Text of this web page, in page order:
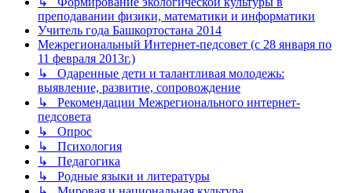
преподавании физики, математики и информатики
Учитель года Башкортостана 2014
Межрегиональный Интернет-педсовет (с 28 января по
11 февраля 2013г.)
↳ Одаренные дети и талантливая молодежь:
выявление, развитие, сопровождение
↳ Рекомендации Межрегионального интернет-
педсовета
↳ Опрос
↳ Психология
↳ Педагогика
↳ Родные языки и литературы